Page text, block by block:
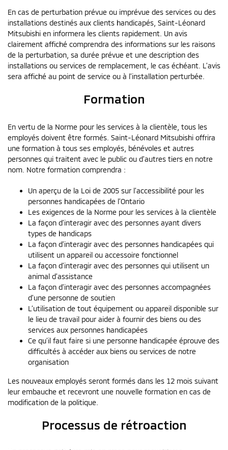
En cas de perturbation prévue ou imprévue des services ou des
installations destinés aux clients handicapés, Saint-Léonard
Mitsubishi en informera les clients rapidement. Un avis
clairement affiché comprendra des informations sur les raisons
de la perturbation, sa durée prévue et une description des
installations ou services de remplacement, le cas échéant. L’avis
sera affiché au point de service ou à l’installation perturbée.
Formation
En vertu de la Norme pour les services à la clientèle, tous les
employés doivent être formés. Saint-Léonard Mitsubishi offrira
une formation à tous ses employés, bénévoles et autres
personnes qui traitent avec le public ou d’autres tiers en notre
nom. Notre formation comprendra :
Un aperçu de la Loi de 2005 sur l’accessibilité pour les
personnes handicapées de l’Ontario
Les exigences de la Norme pour les services à la clientèle
La façon d’interagir avec des personnes ayant divers
types de handicaps
La façon d’interagir avec des personnes handicapées qui
utilisent un appareil ou accessoire fonctionnel
La façon d’interagir avec des personnes qui utilisent un
animal d’assistance
La façon d’interagir avec des personnes accompagnées
d’une personne de soutien
L’utilisation de tout équipement ou appareil disponible sur
le lieu de travail pour aider à fournir des biens ou des
services aux personnes handicapées
Ce qu’il faut faire si une personne handicapée éprouve des
difficultés à accéder aux biens ou services de notre
organisation
Les nouveaux employés seront formés dans les 12 mois suivant
leur embauche et recevront une nouvelle formation en cas de
modification de la politique.
Processus de rétroaction